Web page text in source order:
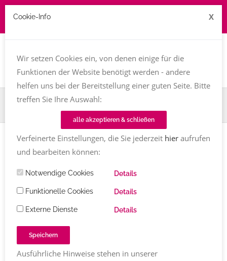
Home TT-Magazin
Ratgeber Rechtschreibung
BUCHVORSTELLUNG
Andrea Görsch und Katja Rosenbohm
Kommentare
Cookie-Info X
Wir setzen Cookies ein, von denen einige für die
Funktionen der Website benötigt werden - andere
helfen uns bei der Bereitstellung einer guten Seite. Bitte
treffen Sie Ihre Auswahl:
alle akzeptieren & schließen
Verfeinerte Einstellungen, die Sie jederzeit hieraufrufen
und bearbeiten können:
Notwendige Cookies Details
Funktionelle Cookies Details
Externe Dienste Details
Speichern
Ausführliche Hinweise stehen in unserer